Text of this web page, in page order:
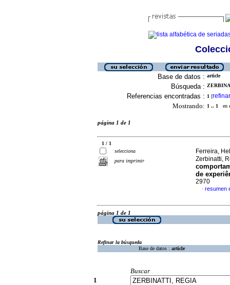
Base de datos : article
Búsqueda :
Referencias encontradas : 1 [refinar
Mostrando: 1 .. 1 en
página 1 de 1
1 / 1
selecciona
para imprimir
Ferreira,
Zerbinatti,
de
2970
· resumen
página 1 de 1
Refinar la búsqueda
Base de datos : article
Buscar
1